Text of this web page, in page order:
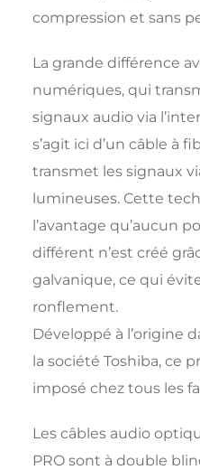
compression et sans
La grande différence
numériques, qui
signaux audio via
s’agit ici d’un câble à
transmet les signaux
lumineuses. Cette
l’avantage qu’aucun
différent n’est créé
galvanique, ce qui
ronflement.
Développé à l’origine
la société Toshiba, ce
imposé chez tous les
Les câbles audio
PRO sont à double